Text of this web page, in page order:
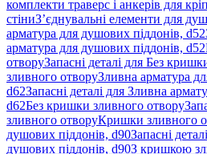
комплекти траверс і анкерів для
стіниЗ’єднувальні елементи для
арматура для душових піддонів, d52
арматура для душових піддонів, d52
отворуЗапасні деталі для Без
зливного отворуЗливна арматура
d62Запасні деталі для Зливна
d62Без кришки зливного отвору
зливного отворуКришки зливного
душових піддонів, d90Запасні
душових піддонів, d90З кришкою